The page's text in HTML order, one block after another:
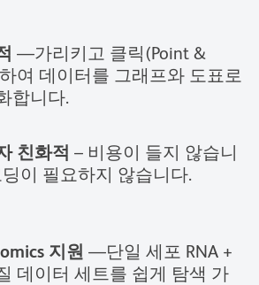
—가리키고 클릭(Point &
여 데이터를 그래프와 도표로
합니다.
친화적 – 비용이 들지 않습니
딩이 필요하지 않습니다.
지원 —단일 세포 RNA +
데이터 세트를 쉽게 탐색 가